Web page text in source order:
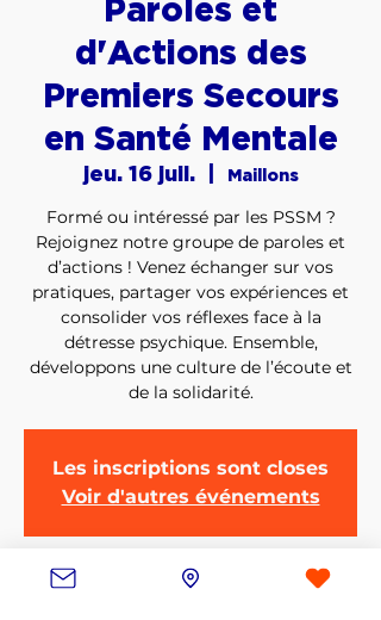
Paroles et
d'Actions des
Premiers Secours
en Santé Mentale
jeu. 16 juil.
  |
Maillons
Formé ou intéressé par les PSSM ?
Rejoignez notre groupe de paroles et
d’actions ! Venez échanger sur vos
pratiques, partager vos expériences et
consolider vos réflexes face à la
détresse psychique. Ensemble,
développons une culture de l’écoute et
de la solidarité.
Les inscriptions sont closes
Voir d'autres événements
Heure et lieu